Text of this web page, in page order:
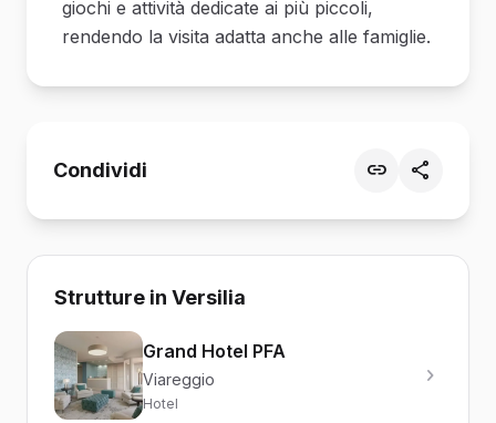
giochi e attività dedicate ai più piccoli,
rendendo la visita adatta anche alle famiglie.
Condividi
Strutture in Versilia
Grand Hotel PFA
Viareggio
Hotel